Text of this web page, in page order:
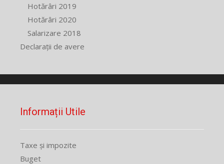
Hotărâri 2019
Hotărâri 2020
Salarizare 2018
Declarații de avere
Informații Utile
Taxe și impozite
Buget